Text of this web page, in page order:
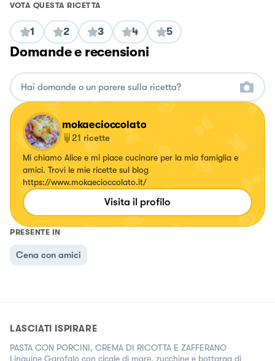
VOTA QUESTA RICETTA
1 2 3 4 5
Domande e recensioni
mokaecioccolato
21 ricette
Mi chiamo Alice e mi piace cucinare per la mia famiglia e
amici. Trovi le mie ricette sul blog
https://www.mokaecioccolato.it/
Visita il profilo
PRESENTE IN
Cena con amici
LASCIATI ISPIRARE
PASTA CON PORCINI, CREMA DI RICOTTA E ZAFFERANO
Linguine Garofalo con cicale di mare, zucchine e bottarga di